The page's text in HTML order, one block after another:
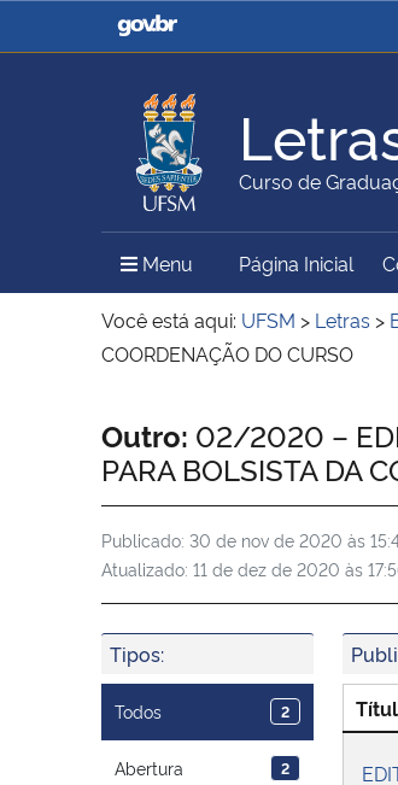
Casa Civil
Ministério da Agricultura,
Pecuária e Abastecimento
Ministério do Meio Ambiente
Curso de
Menu Menu Principal do
Página Inicial
Você está aqui: UFSM > Letras >
COORDENAÇÃO DO CURSO
Início do conteúdo
Outro: 02/2020 –
PARA BOLSISTA DA
Publicado: 30 de nov de 2020 às
Atualizado: 11 de dez de 2020 às
Tipos:
Todos 2
Abertura 2